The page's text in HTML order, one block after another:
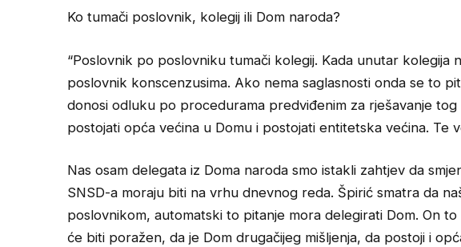
Ko tumači poslovnik, kolegij ili Dom naroda?
“Poslovnik po poslovniku tumači kolegij. Kada unutar kolegija
poslovnik konscenzusima. Ako nema saglasnosti onda se to
donosi odluku po procedurama predviđenim za rješavanje tog
postojati opća većina u Domu i postojati entitetska većina. Te
Nas osam delegata iz Doma naroda smo istakli zahtjev da
SNSD-a moraju biti na vrhu dnevnog reda. Špirić smatra da
poslovnikom, automatski to pitanje mora delegirati Dom. On
će biti poražen, da je Dom drugačijeg mišljenja, da postoji i